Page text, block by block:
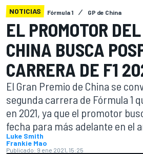
NOTICIAS Fórmula 1 GP de China
EL PROMOTOR
CHINA BUSCA
CARRERA DE F1
El Gran Premio de China se
segunda carrera de Fórmula 1
en 2021, ya que el promotor
fecha para más adelante en el
Luke Smith
Frankie Mao
Publicado: 9 ene 2021, 15:25